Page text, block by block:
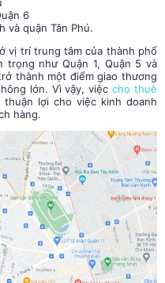
6
và quận Tân Phú.
vị trí trung tâm của thành phố
trọng như Quận 1, Quận 5 và
thành một điểm giao thương
lớn. Vì vậy, việccho thuê
thuận lợi cho việc kinh doanh
hàng.